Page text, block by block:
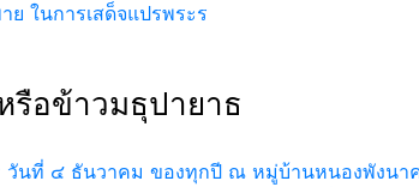
ในการเสด็จแปรพระร
รือข้าวมธุปายาธ
วันที่ ๔ ธันวาคม ของทุกปี ณ หมู่บ้านหนองพังนา